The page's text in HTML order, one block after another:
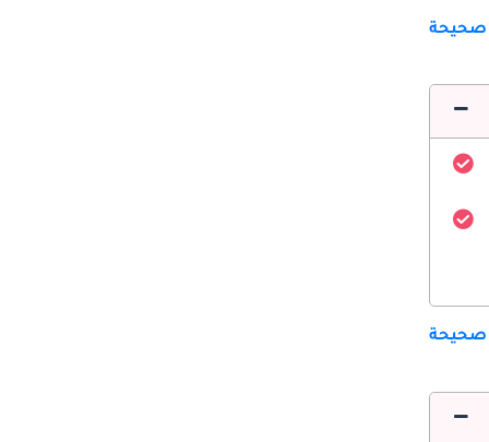
صحيحة
صحيحة